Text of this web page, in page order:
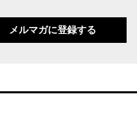
メルマガに登録する